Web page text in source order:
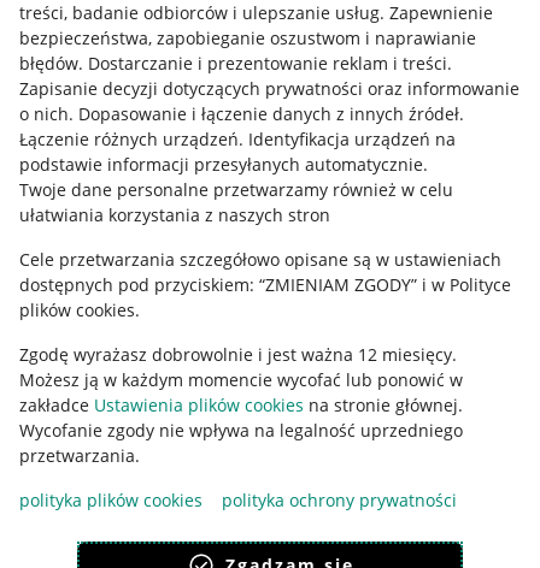
treści, badanie odbiorców i ulepszanie usług. Zapewnienie
bezpieczeństwa, zapobieganie oszustwom i naprawianie
błędów. Dostarczanie i prezentowanie reklam i treści.
Zapisanie decyzji dotyczących prywatności oraz informowanie
o nich. Dopasowanie i łączenie danych z innych źródeł.
Łączenie różnych urządzeń. Identyfikacja urządzeń na
podstawie informacji przesyłanych automatycznie.
Twoje dane personalne przetwarzamy również w celu
ułatwiania korzystania z naszych stron
Cele przetwarzania szczegółowo opisane są w ustawieniach
dostępnych pod przyciskiem: “ZMIENIAM ZGODY” i w Polityce
plików cookies.
Zgodę wyrażasz dobrowolnie i jest ważna 12 miesięcy.
Możesz ją w każdym momencie wycofać lub ponowić w
zakładce Ustawienia plików cookies na stronie głównej.
Wycofanie zgody nie wpływa na legalność uprzedniego
przetwarzania.
polityka plików cookies
polityka ochrony prywatności
Mapa miejscowości
Informacje prawne
Regulamin
Polityka plików "cookies"
Ustawienia plików "cookies"
Udostępnianie lokalizacji
Informacje dla Aktu o Usługach Cyfrowych
Pobierz aplikację